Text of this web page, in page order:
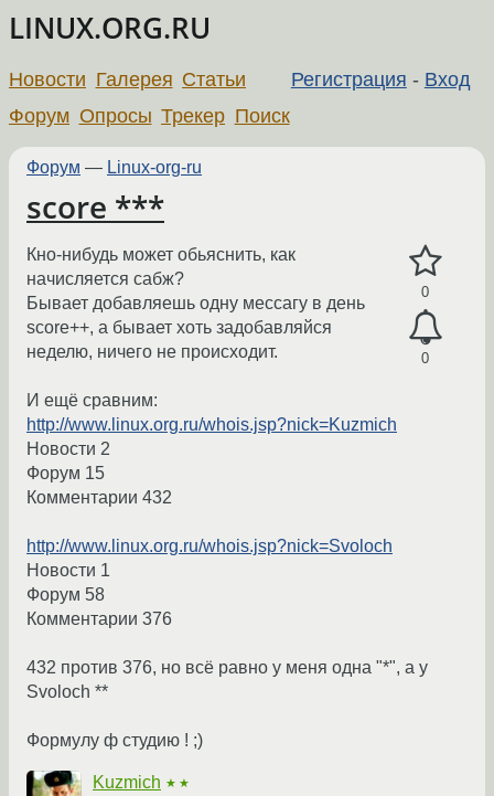
LINUX.ORG.RU
Регистрация - Вход
Новости Галерея Статьи
Форум Опросы Трекер Поиск
Форум — Linux-org-ru
score ***
0
0
Кно-нибудь может обьяснить, как
начисляется сабж?
Бывает добавляешь одну мессагу в день
score++, а бывает хоть задобавляйся
неделю, ничего не происходит.
И ещё сравним:
http://www.linux.org.ru/whois.jsp?nick=Kuzmich
Новости 2
Форум 15
Комментарии 432
http://www.linux.org.ru/whois.jsp?nick=Svoloch
Новости 1
Форум 58
Комментарии 376
432 против 376, но всё равно у меня одна "*", а у
Svoloch **
Формулу ф студию ! ;)
Kuzmich ★★